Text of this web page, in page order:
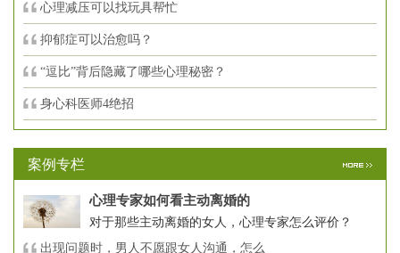
心理减压可以找玩具帮忙
抑郁症可以治愈吗？
“逗比”背后隐藏了哪些心理秘密？
身心科医师4绝招
案例专栏
心理专家如何看主动离婚的
对于那些主动离婚的女人，心理专家怎么评价？
出现问题时，男人不愿跟女人沟通，怎么